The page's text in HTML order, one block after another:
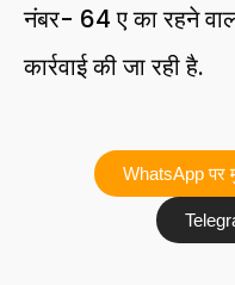
नंबर- 64 ए का रहने
कार्रवाई की जा रही है.
WhatsApp पर